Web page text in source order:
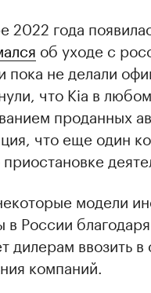
2022 года
об уходе с
пока не делали
что Kia в
проданных
что еще один
модели
в России
дилерам ввозить
компаний.